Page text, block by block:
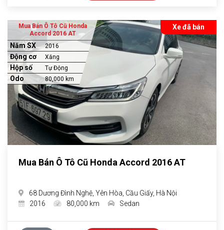
Xe đã bán
Mua Bán Ô Tô Cũ Honda
Accord 2016 AT
Năm SX 2016
Động cơ Xăng
Hộp số Tự Động
Odo 80,000 km
Mua Bán Ô Tô Cũ Honda Accord 2016 AT
68 Dương Đình Nghệ, Yên Hòa, Cầu Giấy, Hà Nội
2016
80,000 km Sedan